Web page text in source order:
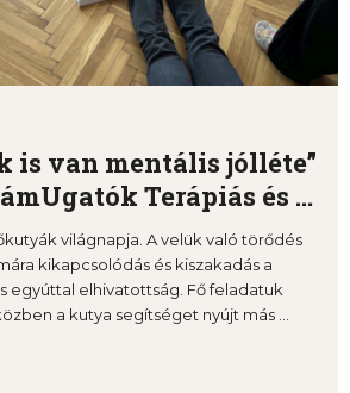
is van mentális jólléte”
Terápiás és ...
világnapja. A velük való törődés
kikapcsolódás és kiszakadás a
egyúttal elhivatottság. Fő feladatuk
a kutya segítséget nyújt más ...